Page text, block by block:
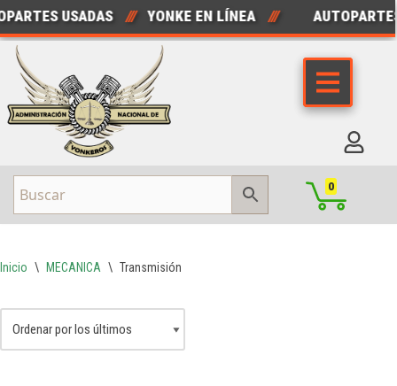
Saltar
al
contenido
USADAS /// YONKE EN LÍNEA ///
0
Inicio \ MECANICA \ Transmisión